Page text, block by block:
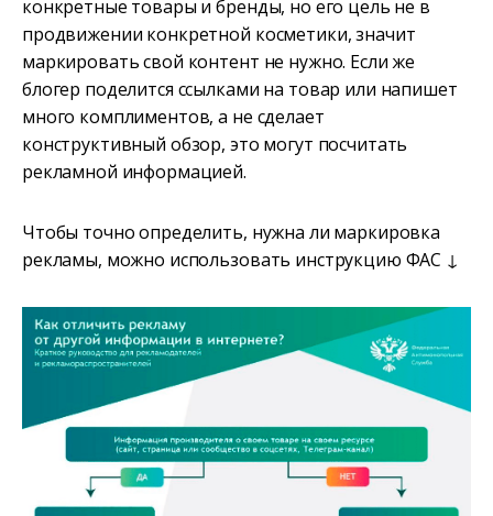
конкретные товары и бренды, но его цель не в
продвижении конкретной косметики, значит
маркировать свой контент не нужно. Если же
блогер поделится ссылками на товар или напишет
много комплиментов, а не сделает
конструктивный обзор, это могут посчитать
рекламной информацией.
Чтобы точно определить, нужна ли маркировка
рекламы, можно использовать инструкцию ФАС ↓